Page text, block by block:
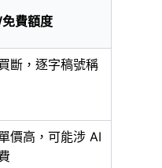
費額度
斷，逐字稿號稱
價高，可能涉 AI